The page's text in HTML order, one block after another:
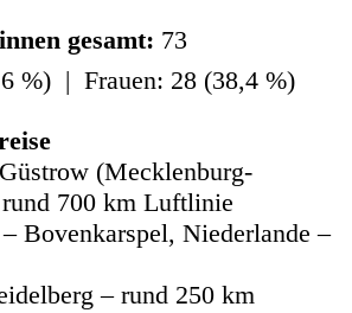
gesamt: 73
%) | Frauen: 28 (38,4 %)
(Mecklenburg-
700 km Luftlinie
Bovenkarspel, Niederlande –
– rund 250 km